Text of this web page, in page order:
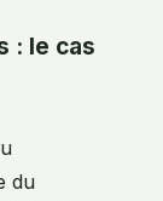
: le cas
du